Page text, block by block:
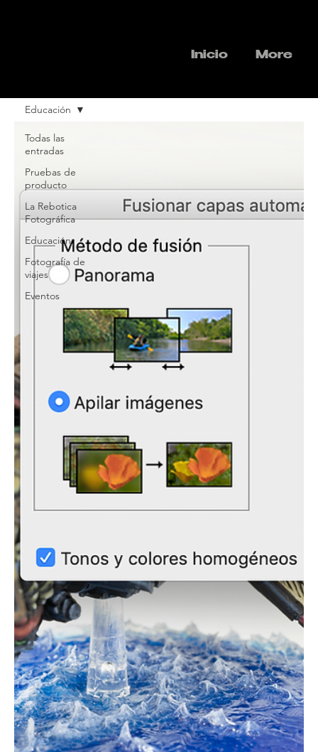
Inicio More
Todas las
entradas
Pruebas de
producto
La Rebotica
Fotográfica
Educación
Fotografía de
viajes
Eventos
Educación